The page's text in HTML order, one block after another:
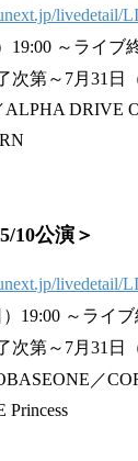
livedetail/
19:00 ～ライブ
次第～7月31日
ALPHA DRIVE
10公演＞
livedetail/
19:00 ～ライ
次第～7月31日
／
Princess